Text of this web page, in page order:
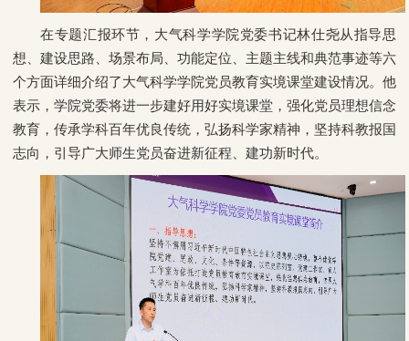
在专题汇报环节，大气科学学院党委书记林仕尧从指导思
想、建设思路、场景布局、功能定位、主题主线和典范事迹等六
个方面详细介绍了大气科学学院党员教育实境课堂建设情况。他
表示，学院党委将进一步建好用好实境课堂，强化党员理想信念
教育，传承学科百年优良传统，弘扬科学家精神，坚持科教报国
志向，引导广大师生党员奋进新征程、建功新时代。